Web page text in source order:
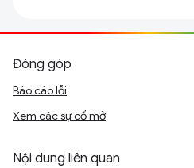
Đóng góp
Báo cáo lỗi
Xem các sự cố mở
Nội dung liên quan